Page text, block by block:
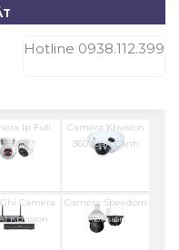
Hotline 0938.112.399
Ip Full
Color
Camera Kbvision
360 Toàn Cảnh
Camera
Kbvision
Camera Speedom
Kbvision